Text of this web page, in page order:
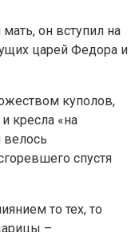
он вступил на
царей Федора и
куполов,
кресла «на
спустя
то тех, то
–